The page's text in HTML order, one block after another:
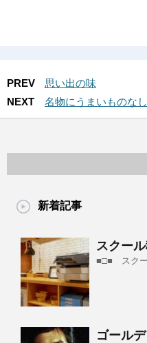
PREV
思い出の味
NEXT
名物にうまいものな
新着記事
スクー
■□■ スク
ゴール